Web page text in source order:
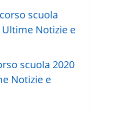
scuola 2020
Notizie e